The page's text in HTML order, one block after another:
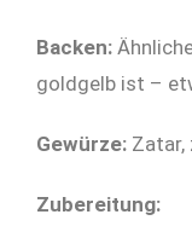
Backen:
goldgelb ist –
Gewürze: Zatar,
Zubereitung: